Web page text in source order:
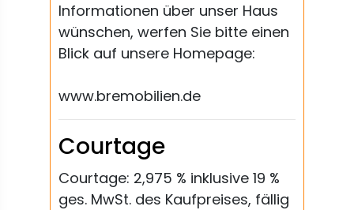
Informationen über unser Haus
wünschen, werfen Sie bitte einen
Blick auf unsere Homepage:
www.bremobilien.de
Courtage
Courtage: 2,975 % inklusive 19 %
ges. MwSt. des Kaufpreises, fällig